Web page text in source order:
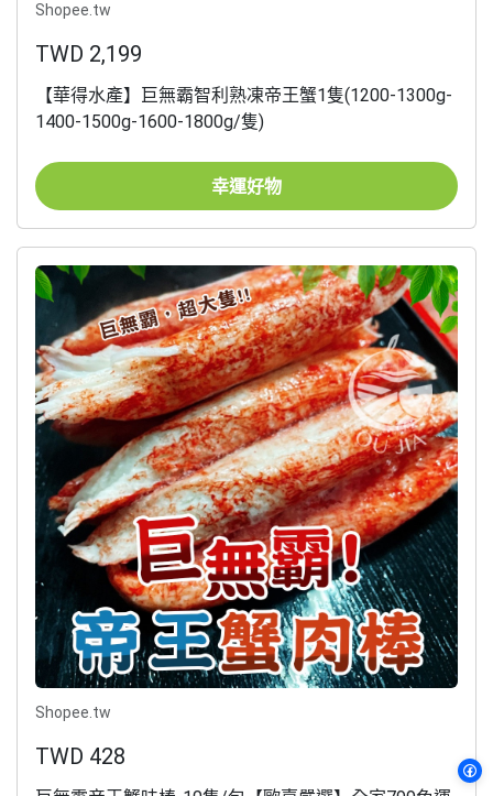
Shopee.tw
TWD 2,199
【華得水產】巨無霸智利熟凍帝王蟹1隻(1200-1300g-
1400-1500g-1600-1800g/隻)
幸運好物
Shopee.tw
TWD 428